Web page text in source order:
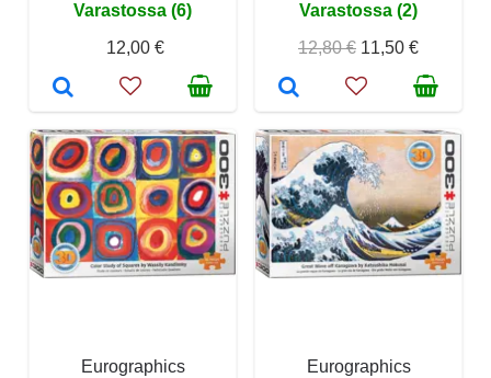
Varastossa (6)
12,00 €
Varastossa (2)
12,80 € 11,50 €
Eurographics
Eurographics